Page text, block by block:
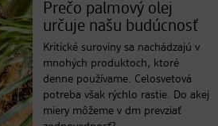
Prečo palmový olej
určuje našu budúcnosť
Kritické suroviny sa nachádzajú v
mnohých produktoch, ktoré
denne používame. Celosvetová
potreba však rýchlo rastie. Do akej
miery môžeme v dm prevziať